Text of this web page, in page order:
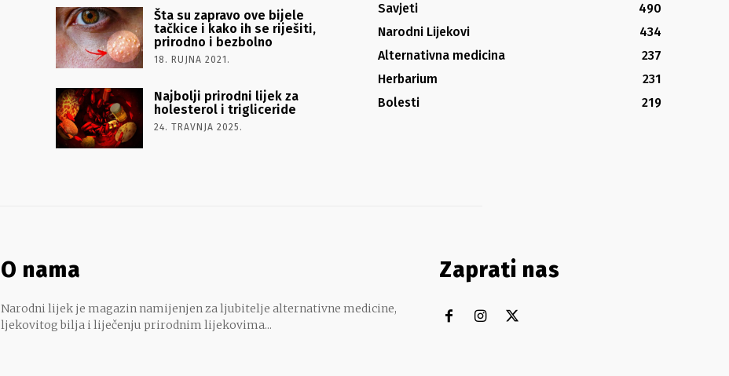
Šta su zapravo ove bijele
tačkice i kako ih se riješiti,
prirodno i bezbolno
18. RUJNA 2021.
Najbolji prirodni lijek za
holesterol i trigliceride
24. TRAVNJA 2025.
Savjeti
490
Narodni Lijekovi
434
Alternativna medicina
237
Herbarium
231
Bolesti
219
O nama
Narodni lijek je magazin namijenjen za ljubitelje alternativne medicine,
ljekovitog bilja i liječenju prirodnim lijekovima...
Zaprati nas